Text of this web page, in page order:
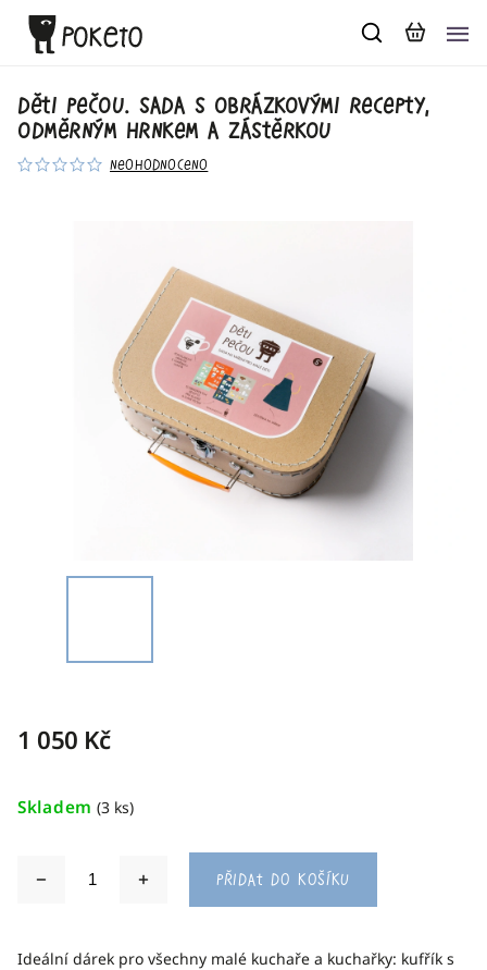
Děti pečou. Sada s obrázkovými recepty,
odměrným hrnkem a zástěrkou
Neohodnoceno
1 050 Kč
Skladem (3 ks)
Přidat do košíku
Ideální dárek pro všechny malé kuchaře a kuchařky: kufřík s